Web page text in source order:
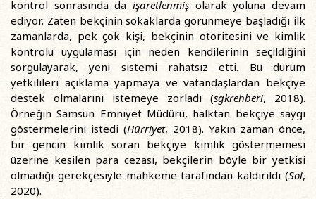
kontrol sonrasında da işaretlenmiş olarak yoluna devam
ediyor. Zaten bekçinin sokaklarda görünmeye başladığı ilk
zamanlarda, pek çok kişi, bekçinin otoritesini ve kimlik
kontrolü uygulaması için neden kendilerinin seçildiğini
sorgulayarak, yeni sistemi rahatsız etti. Bu durum
yetkilileri açıklama yapmaya ve vatandaşlardan bekçiye
destek olmalarını istemeye zorladı (sgkrehberi, 2018).
Örneğin Samsun Emniyet Müdürü, halktan bekçiye saygı
göstermelerini istedi (Hürriyet, 2018). Yakın zaman önce,
bir gencin kimlik soran bekçiye kimlik göstermemesi
üzerine kesilen para cezası, bekçilerin böyle bir yetkisi
olmadığı gerekçesiyle mahkeme tarafından kaldırıldı (Sol,
2020).